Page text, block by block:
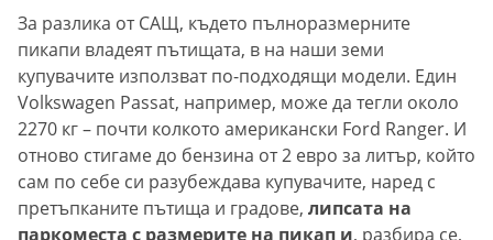
За разлика от САЩ, където пълноразмерните
пикапи владеят пътищата, в на наши земи
купувачите използват по-подходящи модели. Един
Volkswagen Passat, например, може да тегли около
2270 кг – почти колкото американски Ford Ranger. И
отново стигаме до бензина от 2 евро за литър, който
сам по себе си разубеждава купувачите, наред с
претъпканите пътища и градове, липсата на
паркоместа с размерите на пикап и, разбира се,